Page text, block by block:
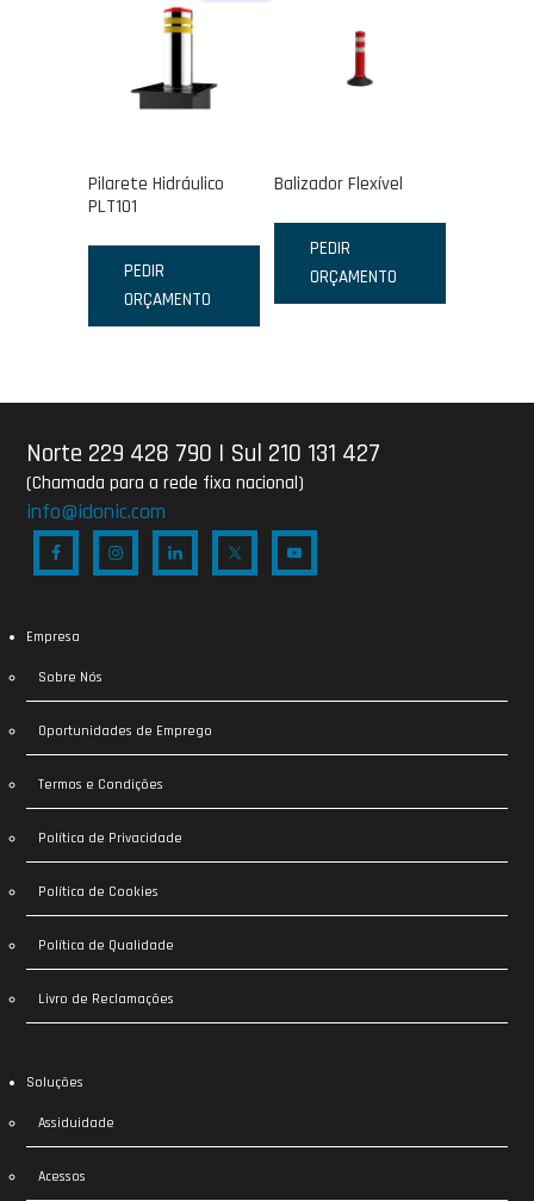
Pilarete Hidráulico
PLT101
PEDIR
ORÇAMENTO
Balizador Flexível
PEDIR
ORÇAMENTO
Norte 229 428 790 | Sul 210 131 427
(Chamada para a rede fixa nacional)
info@idonic.com
Empresa
Sobre Nós
Oportunidades de Emprego
Termos e Condições
Política de Privacidade
Política de Cookies
Política de Qualidade
Livro de Reclamações
Soluções
Assiduidade
Acessos